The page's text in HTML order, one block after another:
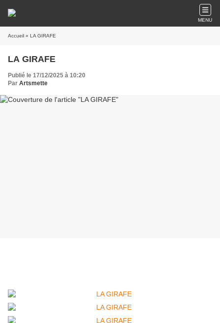
MENU
Accueil » LA GIRAFE
LA GIRAFE
Publié le 17/12/2025 à 10:20
Par Artsmette